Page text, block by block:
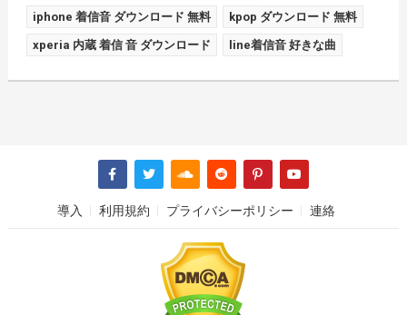
iphone 着信音 ダウンロード 無料 kpop ダウンロード 無料
xperia 内蔵 着信 音 ダウンロード line着信音 好きな曲
導入 利用規約 プライバシーポリシー 連絡